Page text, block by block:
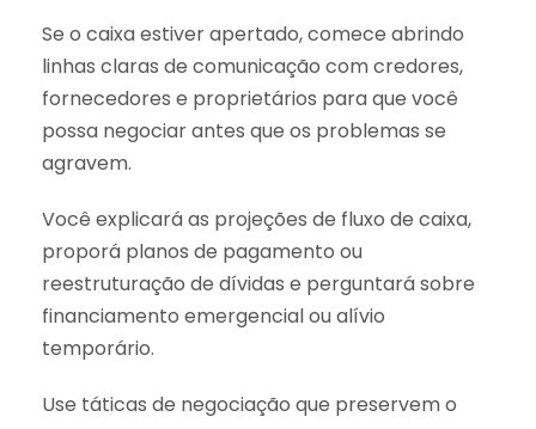
Se o caixa estiver apertado, comece abrindo
linhas claras de comunicação com credores,
fornecedores e proprietários para que você
possa negociar antes que os problemas se
agravem.
Você explicará as projeções de fluxo de caixa,
proporá planos de pagamento ou
reestruturação de dívidas e perguntará sobre
financiamento emergencial ou alívio
temporário.
Use táticas de negociação que preservem o